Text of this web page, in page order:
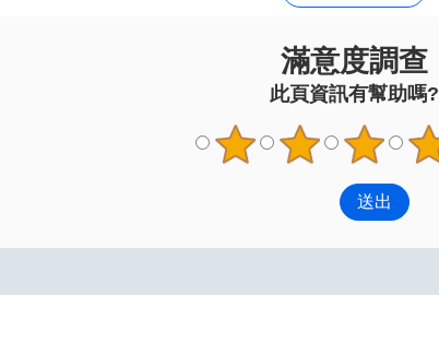
滿意度調查
此頁資訊有幫助嗎?